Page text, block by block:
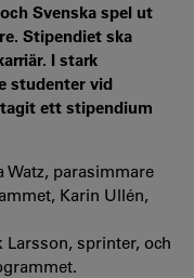
Svenska spel ut
Stipendiet ska
I stark
studenter vid
ett stipendium
Watz, parasimmare
Karin Ullén,
sprinter, och